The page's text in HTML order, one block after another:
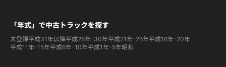
「年式」で中古トラックを探す
未登録平成31年以降平成26年-30年平成21年-25年平成16年-20年
平成11年-15年平成6年-10年平成1年-5年昭和